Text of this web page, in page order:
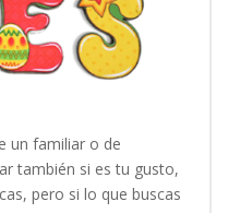
un familiar o de
también si es tu gusto,
pero si lo que buscas